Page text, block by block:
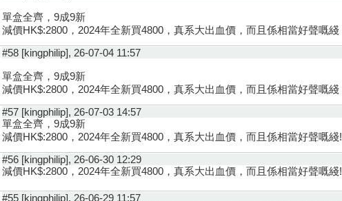
單盒全齊，9成9新
減價HK$:2800，2024年全新買4800，真系大出血價，而且係相當好聲嘅綫
#58 [kingphilip], 26-07-04 11:57
單盒全齊，9成9新
減價HK$:2800，2024年全新買4800，真系大出血價，而且係相當好聲嘅綫
#57 [kingphilip], 26-07-03 14:57
單盒全齊，9成9新
減價HK$:2800，2024年全新買4800，真系大出血價，而且係相當好聲嘅綫!
#56 [kingphilip], 26-06-30 12:29
減價HK$:2800，2024年全新買4800，真系大出血價，而且係相當好聲嘅綫!
#55 [kingphilip], 26-06-29 11:57